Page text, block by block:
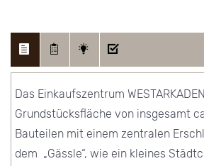
Das Einkaufszentrum
Grundstücksfläche von insgesamt
Bauteilen mit einem zentralen
dem „Gässle“, wie ein kleines